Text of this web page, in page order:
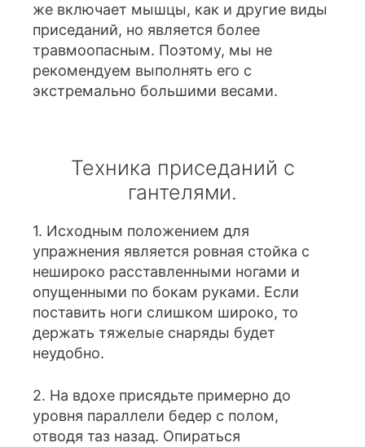
же включает мышцы, как и другие виды
приседаний, но является более
травмоопасным. Поэтому, мы не
рекомендуем выполнять его с
экстремально большими весами.
Техника приседаний с
гантелями.
1. Исходным положением для
упражнения является ровная стойка с
нешироко расставленными ногами и
опущенными по бокам руками. Если
поставить ноги слишком широко, то
держать тяжелые снаряды будет
неудобно.
2. На вдохе присядьте примерно до
уровня параллели бедер с полом,
отводя таз назад. Опираться